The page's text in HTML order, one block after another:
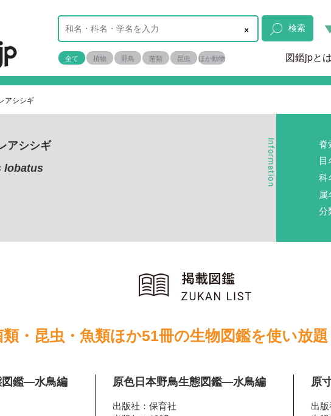
× 検索
全て 植物 野鳥 菌類 昆虫 ほか動物 図鑑jpと
アシシギ
アシシギ
lobatus
脊
科
分
・昆虫・魚類ほか51冊の生物図鑑を使い放題
図鑑―水鳥編 原色日本野鳥生態図鑑―水鳥編
出版社：保育社
原
出